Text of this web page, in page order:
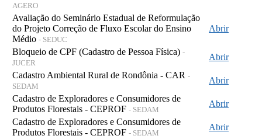
AGERO
Avaliação do Seminário Estadual de Reformulação
do Projeto Correção de Fluxo Escolar do Ensino
Médio - SEDUC
Abrir
Bloqueio de CPF (Cadastro de Pessoa Física) -
JUCER
Abrir
Cadastro Ambiental Rural de Rondônia - CAR -
SEDAM
Abrir
Cadastro de Exploradores e Consumidores de
Produtos Florestais - CEPROF - SEDAM
Abrir
Cadastro de Exploradores e Consumidores de
Produtos Florestais - CEPROF - SEDAM
Abrir